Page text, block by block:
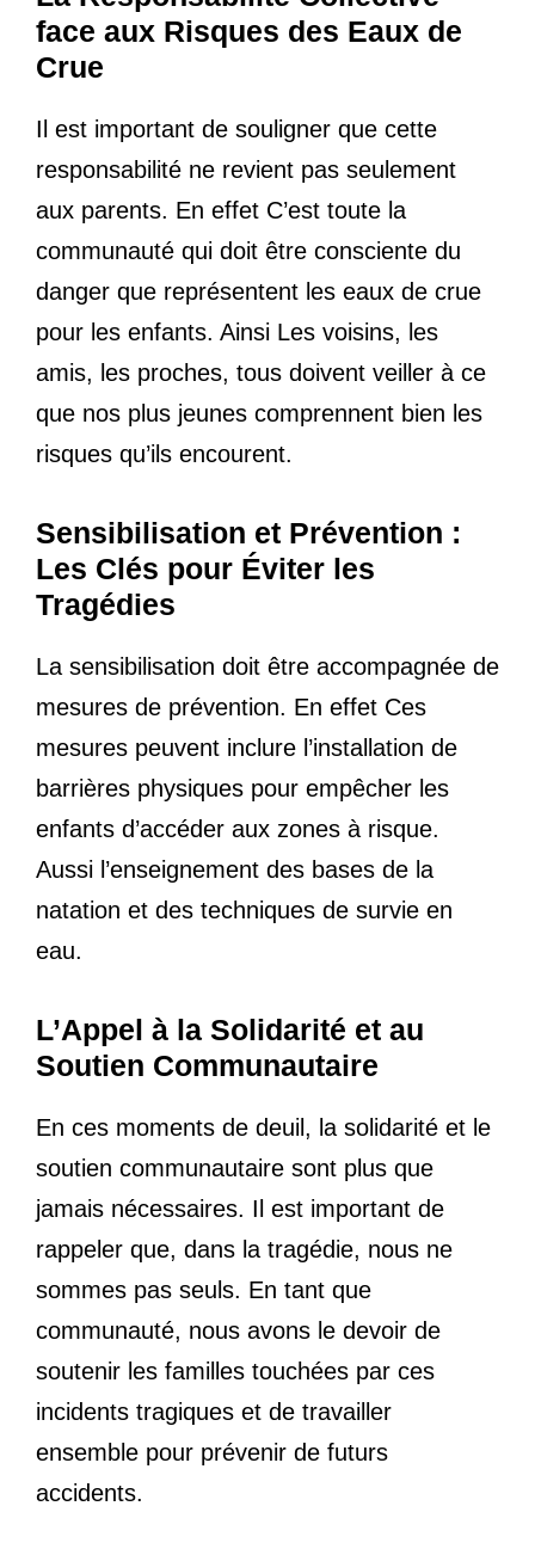
face aux Risques des Eaux de
Crue
Il est important de souligner que cette
responsabilité ne revient pas seulement
aux parents. En effet C’est toute la
communauté qui doit être consciente du
danger que représentent les eaux de crue
pour les enfants. Ainsi Les voisins, les
amis, les proches, tous doivent veiller à ce
que nos plus jeunes comprennent bien les
risques qu’ils encourent.
Sensibilisation et Prévention :
Les Clés pour Éviter les
Tragédies
La sensibilisation doit être accompagnée de
mesures de prévention. En effet Ces
mesures peuvent inclure l’installation de
barrières physiques pour empêcher les
enfants d’accéder aux zones à risque.
Aussi l’enseignement des bases de la
natation et des techniques de survie en
eau.
L’Appel à la Solidarité et au
Soutien Communautaire
En ces moments de deuil, la solidarité et le
soutien communautaire sont plus que
jamais nécessaires. Il est important de
rappeler que, dans la tragédie, nous ne
sommes pas seuls. En tant que
communauté, nous avons le devoir de
soutenir les familles touchées par ces
incidents tragiques et de travailler
ensemble pour prévenir de futurs
accidents.